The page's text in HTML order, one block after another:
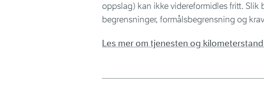
oppslag) kan ikke videreformidles fritt.
begrensninger, formålsbegrensning og
Les mer om tjenesten og